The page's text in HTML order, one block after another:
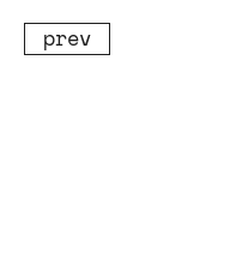
prevnavigate
to